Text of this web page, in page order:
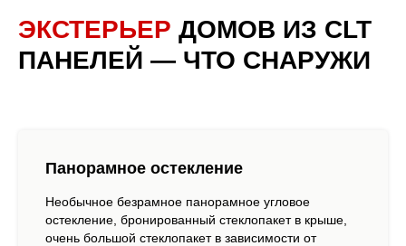
ЭКСТЕРЬЕР ДОМОВ ИЗ CLT
ПАНЕЛЕЙ — ЧТО СНАРУЖИ
Панорамное остекление
Необычное безрамное панорамное угловое
остекление, бронированный стеклопакет в крыше,
очень большой стеклопакет в зависимости от